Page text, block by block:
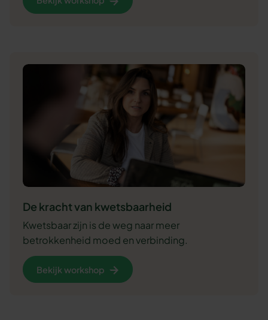
De kracht van kwetsbaarheid
Kwetsbaar zijn is de weg naar meer
betrokkenheid moed en verbinding.
Bekijk workshop